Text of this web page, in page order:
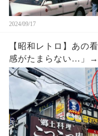
2024/09/17
【昭和レトロ】あの
感がたまらない…」→
い！